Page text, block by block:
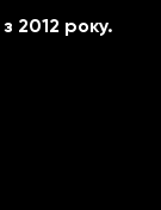
2012 року.